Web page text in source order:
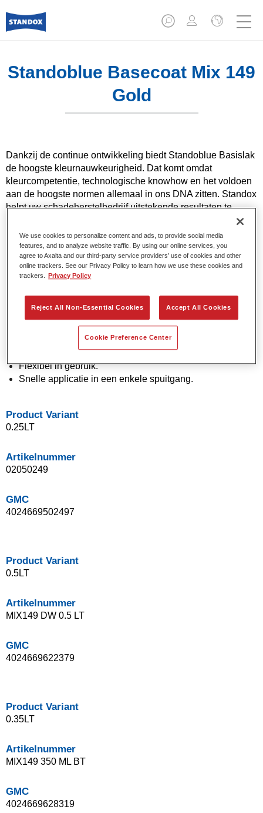
Standoblue Basecoat Mix 149
Gold
Dankzij de continue ontwikkeling biedt Standoblue Basislak
de hoogste kleurnauwkeurigheid. Dat komt omdat
kleurcompetentie, technologische knowhow en het voldoen
aan de hoogste normen allemaal in ons DNA zitten. Standox
helpt uw ​​schadeherstelbedrijf uitstekende resultaten te
bereiken, zowel voor dagelijkse herstellingen als voor de
meest uitdagende specialistische.
Product- eigenschappen
Effen en effectkleuren met behulp van de nieuwste
Uitstekende vlekcontrole.
Uitstekende vloei-eigenschappen.
Goede eigenschappen voor vloeiende overgangen en
onzichtbare herstellingen.
Flexibel in gebruik.
Snelle applicatie in een enkele spuitgang.
Product Variant
0.25LT
Artikelnummer
02050249
GMC
4024669502497
Product Variant
0.5LT
Artikelnummer
MIX149 DW 0.5 LT
GMC
4024669622379
Product Variant
0.35LT
Artikelnummer
MIX149 350 ML BT
GMC
4024669628319
We use cookies to personalize content and ads, to provide social media
features, and to analyze website traffic. By using our online services, you
agree to Axalta and our third-party service providers’ use of cookies and other
online trackers. See our Privacy Policy to learn how we use these cookies and
trackers.
Privacy Policy
Reject All Non-Essential Cookies Accept All Cookies
Cookie Preference Center